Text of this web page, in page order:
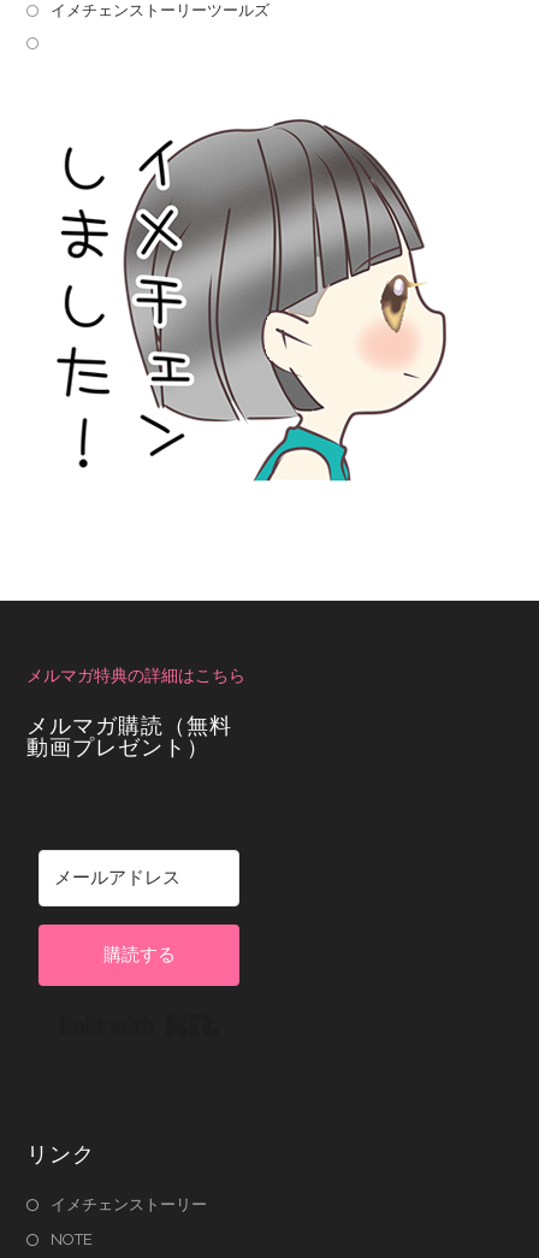
イメチェンストーリーツールズ
メルマガ特典の詳細はこちら
メルマガ購読（無料
動画プレゼント）
購読する
リンク
イメチェンストーリー
NOTE